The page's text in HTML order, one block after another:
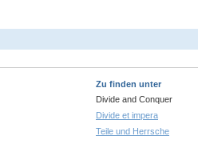
Zu finden unter
Divide and Conquer
Divide et impera
Teile und Herrsche